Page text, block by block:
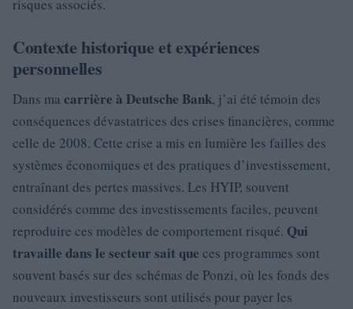
risques associés.
Contexte historique et expériences
personnelles
Dans ma carrière à Deutsche Bank, j’ai été témoin des
conséquences dévastatrices des crises financières, comme
celle de 2008. Cette crise a mis en lumière les failles des
systèmes économiques et des pratiques d’investissement,
entraînant des pertes massives. Les HYIP, souvent
considérés comme des investissements faciles, peuvent
reproduire ces modèles de comportement risqué. Qui
travaille dans le secteur sait que ces programmes sont
souvent basés sur des schémas de Ponzi, où les fonds des
nouveaux investisseurs sont utilisés pour payer les